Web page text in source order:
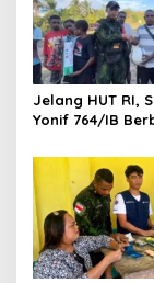
Jelang HUT RI,
Yonif 764/IB